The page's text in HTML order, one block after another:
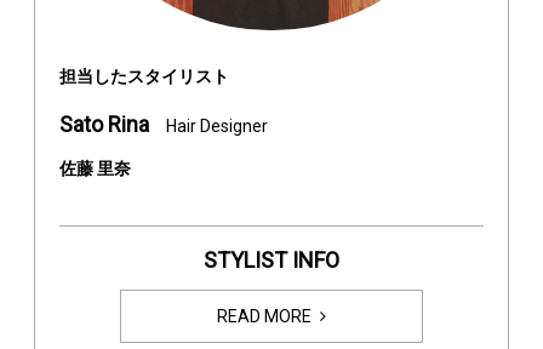
担当したスタイリスト
Sato Rina Hair Designer
佐藤 里奈
STYLIST INFO
READ MORE